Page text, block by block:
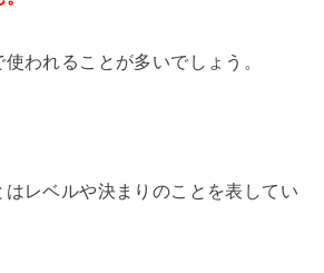
われることが多いでしょう。
レベルや決まりのことを表してい